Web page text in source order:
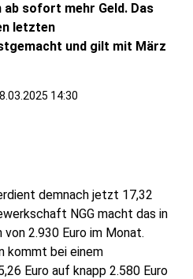
sofort mehr Geld. Das
letzten
und gilt mit März
14:30
demnach jetzt 17,32
NGG macht das in
2.930 Euro im Monat.
kommt bei einem
Euro auf knapp 2.580 Euro